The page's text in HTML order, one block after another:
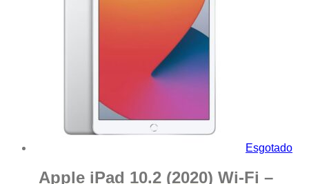
Esgotado
Apple iPad 10.2 (2020) Wi-Fi –